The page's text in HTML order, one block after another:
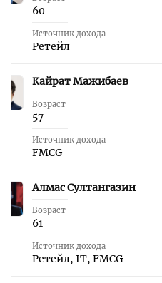
60
Источник дохода
Ретейл
29 Кайрат Мажибаев
Возраст
57
Источник дохода
FMCG
30 Алмас Султангазин
Возраст
61
Источник дохода
Ретейл, IT, FMCG